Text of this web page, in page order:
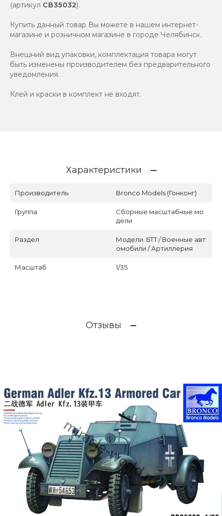
(артикул CB35032).
Купить данный товар Вы можете в нашем интернет-
магазине и розничном магазине в городе Челябинск.
Внешний вид упаковки, комплектация товара могут
быть изменены производителем без предварительного
уведомления.
Клей и краски в комплект не входят.
Характеристики
Производитель Bronco Models (Гонконг)
Группа
Сборные масштабные мо
дели
Раздел
Модели. БТТ / Военные авт
омобили / Артиллерия
Масштаб 1/35
Отзывы